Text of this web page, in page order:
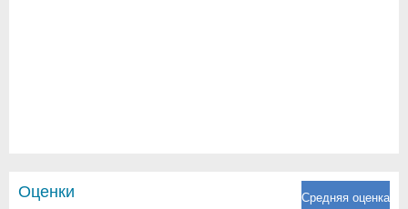
Средняя оценка
Оценки